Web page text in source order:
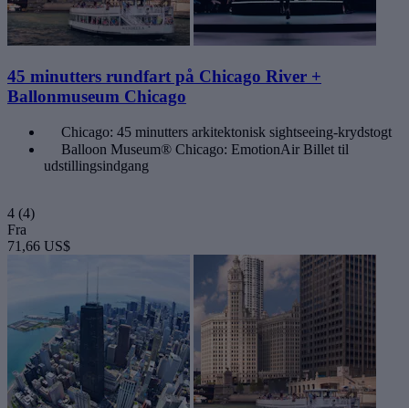
45 minutters rundfart på Chicago River +
Ballonmuseum Chicago
Chicago: 45 minutters arkitektonisk sightseeing-krydstogt
Balloon Museum® Chicago: EmotionAir Billet til
udstillingsindgang
4 (4)
Fra
71,66 US$